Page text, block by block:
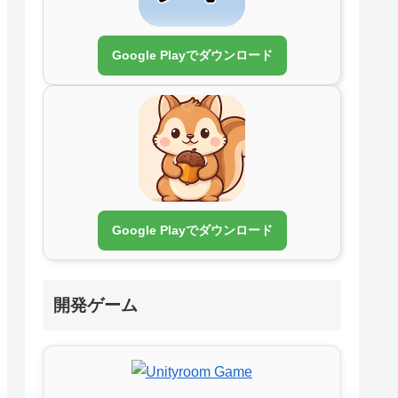
Google Playでダウンロード
Google Playでダウンロード
開発ゲーム